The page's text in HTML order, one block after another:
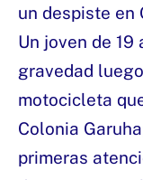
Un joven de
gravedad
motocicleta
Colonia
primeras